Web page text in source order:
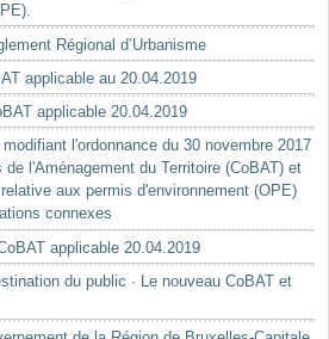
Régional d’Urbanisme
applicable au 20.04.2019
applicable 20.04.2019
l'ordonnance du 30 novembre 2017
l'Aménagement du Territoire (CoBAT) et
aux permis d'environnement (OPE)
connexes
applicable 20.04.2019
du public · Le nouveau CoBAT et